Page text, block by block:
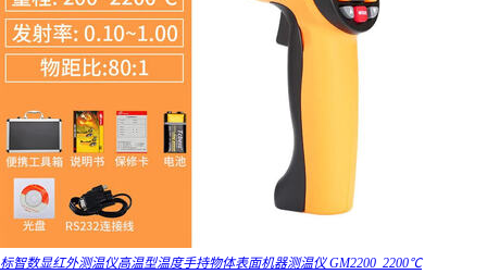
标智数显红外测温仪高温型温度手持物体表面机器测温仪 GM2200_2200℃